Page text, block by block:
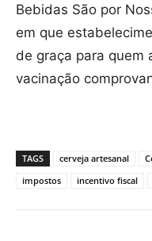
Bebidas São por
em que
de graça para quem
vacinação
TAGS cerveja artesanal
impostos
incentivo fiscal